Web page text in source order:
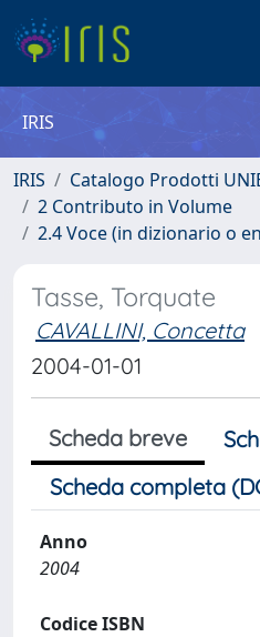
IRIS
IRIS
Catalogo Prodotti
2 Contributo in Volume
2.4 Voce (in dizionario o
Tasse, Torquate
CAVALLINI, Concetta
2004-01-01
Scheda breve
Scheda completa
Anno
2004
Codice ISBN